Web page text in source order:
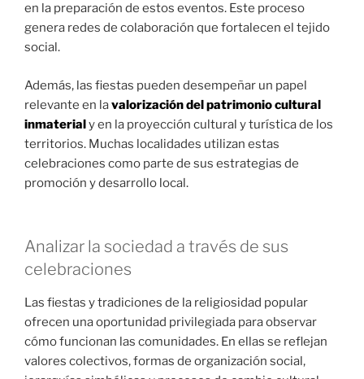
en la preparación de estos eventos. Este proceso
genera redes de colaboración que fortalecen el tejido
social.
Además, las fiestas pueden desempeñar un papel
relevante en lavalorización del patrimonio cultural
inmaterialy en la proyección cultural y turística de los
territorios. Muchas localidades utilizan estas
celebraciones como parte de sus estrategias de
promoción y desarrollo local.
Analizar la sociedad a través de sus
celebraciones
Las fiestas y tradiciones de la religiosidad popular
ofrecen una oportunidad privilegiada para observar
cómo funcionan las comunidades. En ellas se reflejan
valores colectivos, formas de organización social,